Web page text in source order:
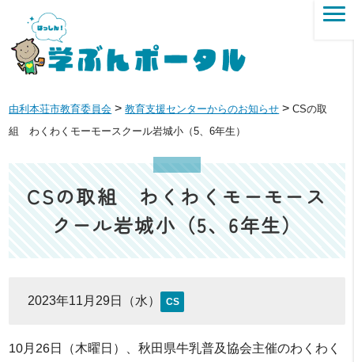
由利本荘市教育委員会 >教育支援センターからのお知らせ >CSの取
組 わくわくモーモースクール岩城小（5、6年生）
CSの取組 わくわくモーモース
クール岩城小（5、6年生）
2023年11月29日（水） CS
10月26日（木曜日）、秋田県牛乳普及協会主催のわくわく